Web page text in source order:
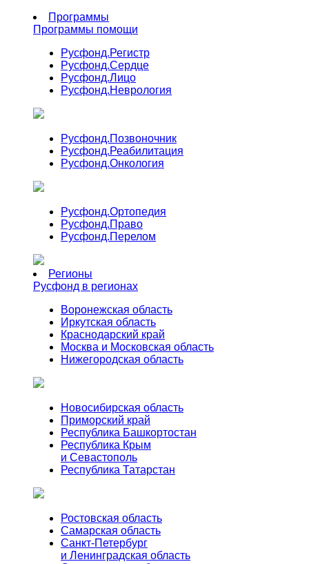
Программы
Программы помощи
Русфонд.Регистр
Русфонд.Сердце
Русфонд.Лицо
Русфонд.Неврология
Русфонд.Позвоночник
Русфонд.Реабилитация
Русфонд.Онкология
Русфонд.Ортопедия
Русфонд.Право
Русфонд.Перелом
Регионы
Русфонд в регионах
Воронежская область
Иркутская область
Краснодарский край
Москва и Московская область
Нижегородская область
Новосибирская область
Приморский край
Республика Башкортостан
Республика Крым
и Севастополь
Республика Татарстан
Ростовская область
Самарская область
Санкт-Петербург
и Ленинградская область